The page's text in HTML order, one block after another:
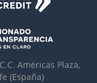
Américas Plaza,
(España)